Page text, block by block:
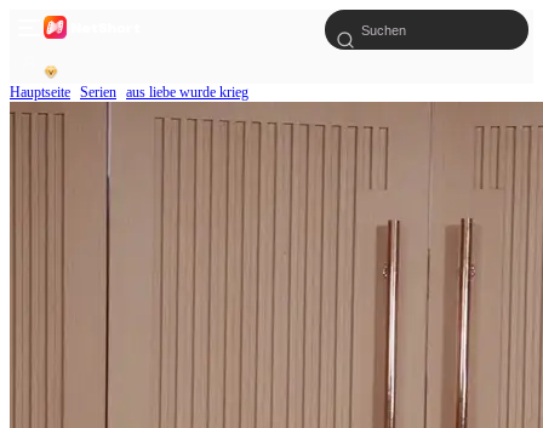
Hauptseite Serien aus liebe wurde krieg